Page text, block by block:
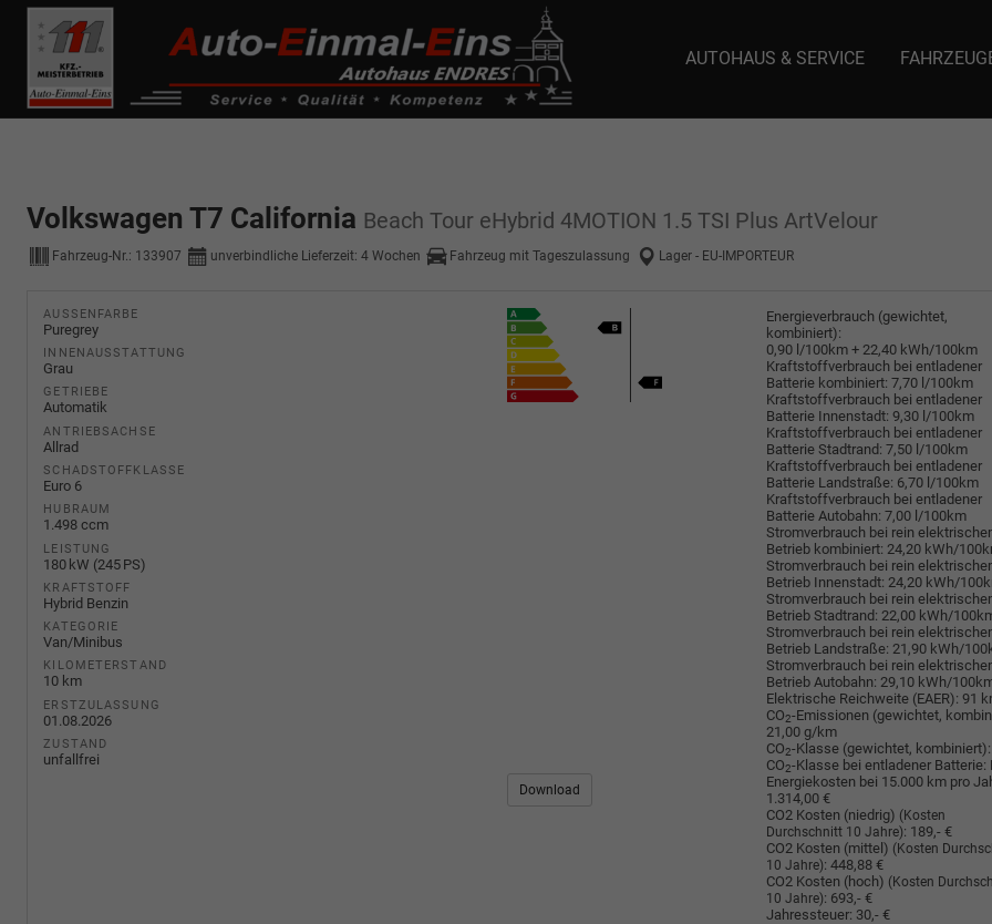
------------ Host Name : selector1._domainkey Points to address or value: selector1-aee-de0k._domainkey.autoeinmaleins.onmicrosoft.com Host
de0k._domainkey.autoeinmaleins.onmicrosoft.com
AUTOHAUS & SERVICE
Volkswagen T7 California Beach Tour eHybrid 4MOTION 1.5 TSI Plus ArtVelour
Fahrzeug-Nr.: 133907 unverbindliche Lieferzeit: 4 Wochen Fahrzeug mit Tageszulassung Lager - EU-IMPORTEUR
AUSSENFARBE
Puregrey
INNENAUSSTATTUNG
Grau
GETRIEBE
Automatik
ANTRIEBSACHSE
Allrad
SCHADSTOFFKLASSE
Euro 6
HUBRAUM
1.498 ccm
LEISTUNG
180 kW (245 PS)
KRAFTSTOFF
Hybrid Benzin
KATEGORIE
Van/Minibus
KILOMETERSTAND
10 km
ERSTZULASSUNG
01.08.2026
ZUSTAND
unfallfrei
Energieverbrauch (gewichtet,
kombiniert):
0,90 l/100km + 22,40 kWh/100km
Kraftstoffverbrauch bei entladener
Batterie kombiniert: 7,70 l/100km
Kraftstoffverbrauch bei entladener
Batterie Innenstadt: 9,30 l/100km
Kraftstoffverbrauch bei entladener
Batterie Stadtrand: 7,50 l/100km
Kraftstoffverbrauch bei entladener
Batterie Landstraße: 6,70 l/100km
Kraftstoffverbrauch bei entladener
Batterie Autobahn: 7,00 l/100km
Stromverbrauch bei rein
Betrieb kombiniert: 24,20 kWh/
Stromverbrauch bei rein
Betrieb Innenstadt: 24,20 kWh/
Stromverbrauch bei rein
Betrieb Stadtrand: 22,00 kWh/
Stromverbrauch bei rein
Betrieb Landstraße: 21,90 kWh/
Stromverbrauch bei rein
Betrieb Autobahn: 29,10 kWh/
Elektrische Reichweite (EAER): 91
CO2-Emissionen (gewichtet,
21,00 g/km
CO2-Klasse (gewichtet, kombiniert):
CO2-Klasse bei entladener Batterie:
Download
Energiekosten bei 15.000 km pro
1.314,00 €
CO2 Kosten (niedrig) (Kosten
Durchschnitt 10 Jahre): 189,- €
CO2 Kosten (mittel) (Kosten
10 Jahre): 448,88 €
CO2 Kosten (hoch) (Kosten
10 Jahre): 693,- €
Jahressteuer: 30,- €